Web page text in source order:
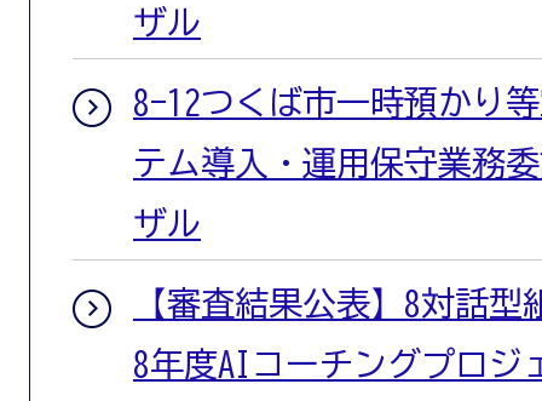
ザル
8-12つくば市一時預かり
テム導入・運用保守業務
ザル
【審査結果公表】8対話
8年度AIコーチングプロジ